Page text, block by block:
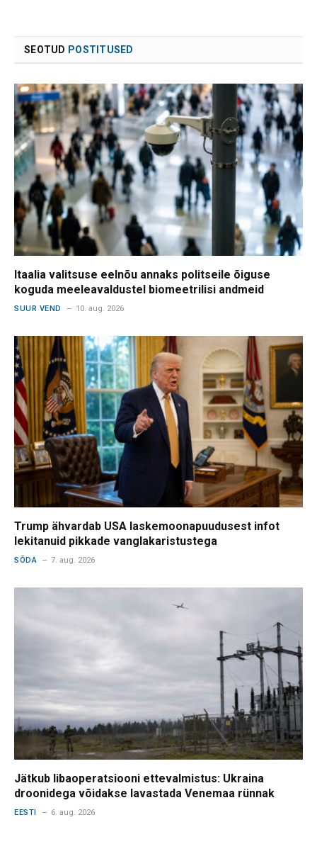
SEOTUD POSTITUSED
Itaalia valitsuse eelnõu annaks politseile õiguse
koguda meeleavaldustel biomeetrilisi andmeid
SUUR VEND 10. aug. 2026
Trump ähvardab USA laskemoonapuudusest infot
lekitanuid pikkade vanglakaristustega
SÕDA 7. aug. 2026
Jätkub libaoperatsiooni ettevalmistus: Ukraina
droonidega võidakse lavastada Venemaa rünnak
EESTI 6. aug. 2026